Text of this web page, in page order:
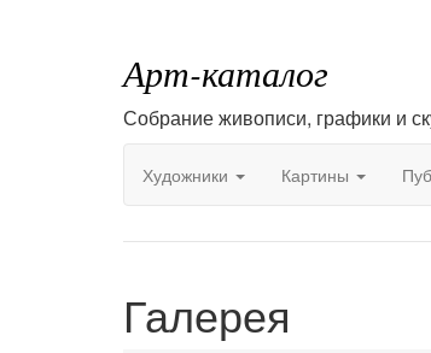
Арт-каталог
Собрание живописи, графики и
Художники Картины
Галерея